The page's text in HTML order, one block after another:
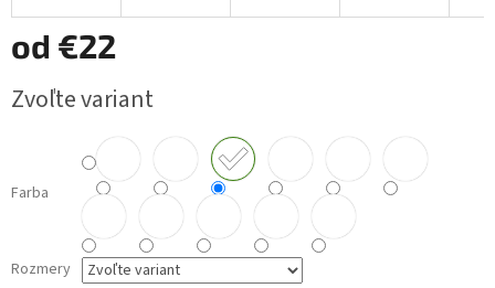
od €22
cena:
Zvoľte variant
Farba
Rozmery